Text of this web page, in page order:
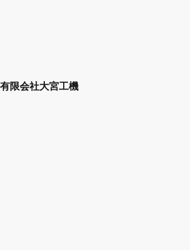
有限会社大宮工機